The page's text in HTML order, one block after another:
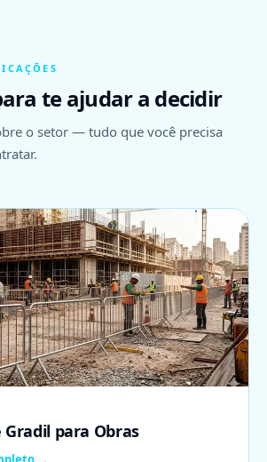
te ajudar a decidir
o setor — tudo que você precisa
para Obras